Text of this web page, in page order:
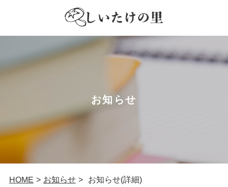
お知らせ
HOME > お知らせ > お知らせ(詳細)